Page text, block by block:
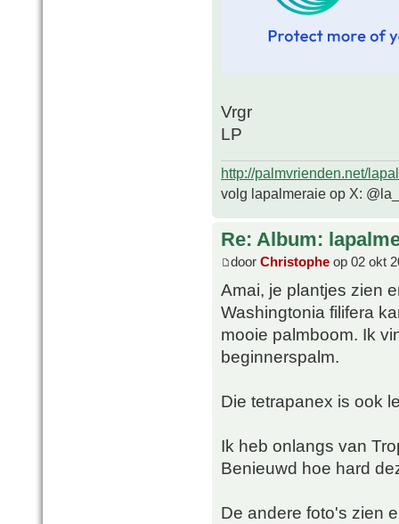
Vrgr
LP
http://palmvrienden.net/
volg lapalmeraie op X:
Re: Album:
door Christophe op 02 okt
Amai, je plantjes zien
Washingtonia filifera
mooie palmboom. Ik
beginnerspalm.
Die tetrapanex is ook
Ik heb onlangs van
Benieuwd hoe hard
De andere foto's zien